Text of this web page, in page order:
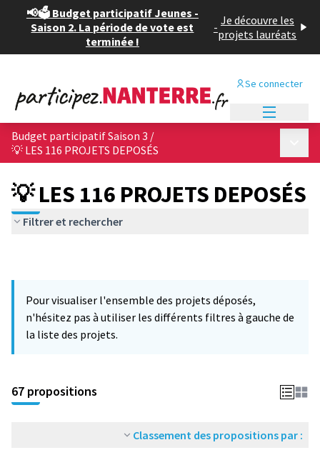
📢🗳️ Budget participatif Jeunes -
Saison 2. La période de vote est
terminée !
- Je découvre les
projets lauréats
Se connecter
Budget participatif Saison 3 /
💡 LES 116 PROJETS DEPOSÉS
💡 LES 116 PROJETS DEPOSÉS
Filtrer et rechercher
Pour visualiser l'ensemble des projets déposés,
n'hésitez pas à utiliser les différents filtres à gauche de
la liste des projets.
67 propositions
Classement des propositions par :